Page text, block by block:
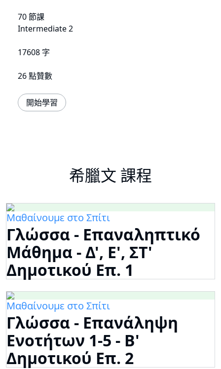
70 節課
Intermediate 2
17608 字
26 點贊數
開始學習
希臘文 課程
Μαθαίνουμε στο Σπίτι
Γλώσσα - Επαναληπτικό
Μάθημα - Δ', Ε', ΣΤ'
Δημοτικού Επ. 1
Μαθαίνουμε στο Σπίτι
Γλώσσα - Επανάληψη
Ενοτήτων 1-5 - Β'
Δημοτικού Επ. 2